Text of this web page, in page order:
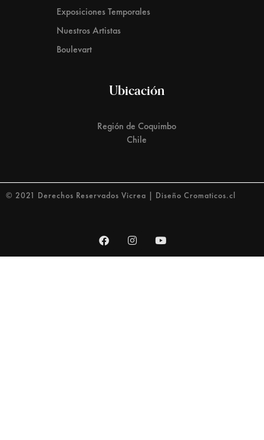
Exposiciones Temporales
Nuestros Artistas
Boulevart
Ubicación
Región de Coquimbo
Chile
© 2021 Derechos Reservados Vicrea | Diseño Cromaticos.cl